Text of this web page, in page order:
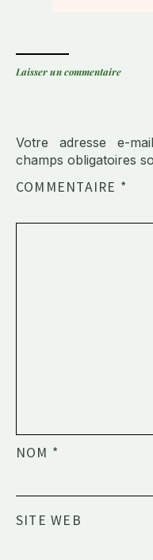
Laisser un commentaire
Votre adresse e-
champs obligatoires
COMMENTAIRE *
NOM *
SITE WEB